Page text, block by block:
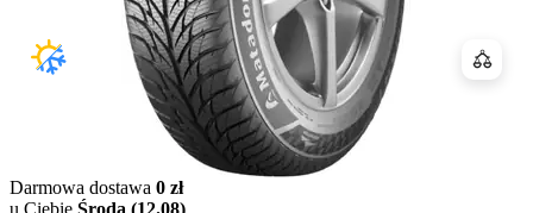
Darmowa dostawa 0 zł
u Ciebie Środa (12.08)